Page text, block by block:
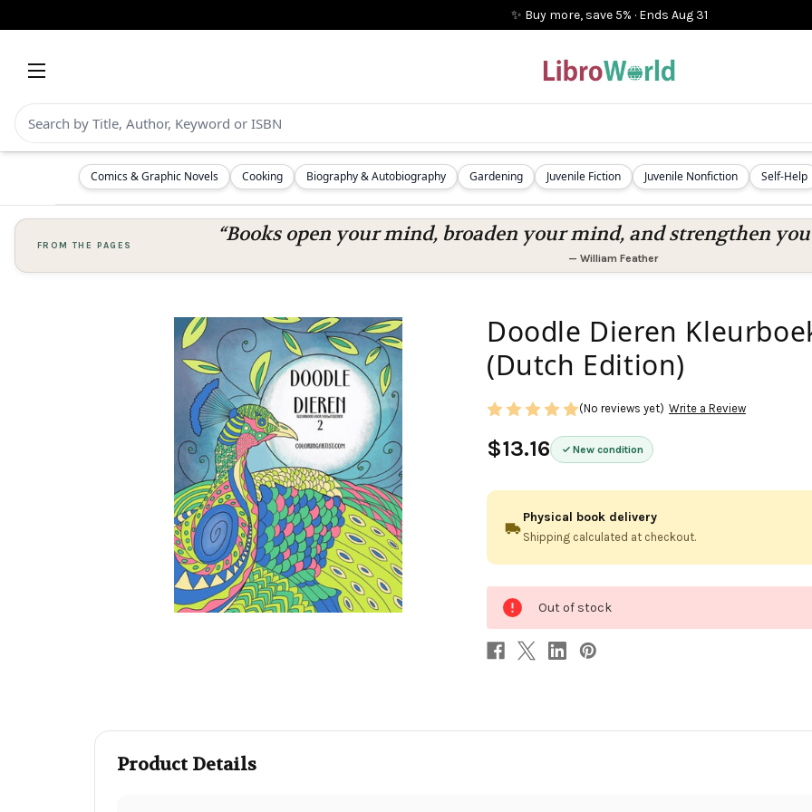
✨ Buy more, save 5% · Ends Aug 31
Comics & Graphic Novels Cooking Biography & Autobiography Gardening Juvenile Fiction Juvenile Nonfiction Self-Help
FROM THE PAGES “Books open your mind, broaden your mind, and strengthen you
— William Feather
Doodle Dieren
(Dutch Edition)
$13.16 New condition
(No reviews yet) Write a Review
Physical book delivery
Shipping calculated at checkout.
stock
Out of stock
Product Details